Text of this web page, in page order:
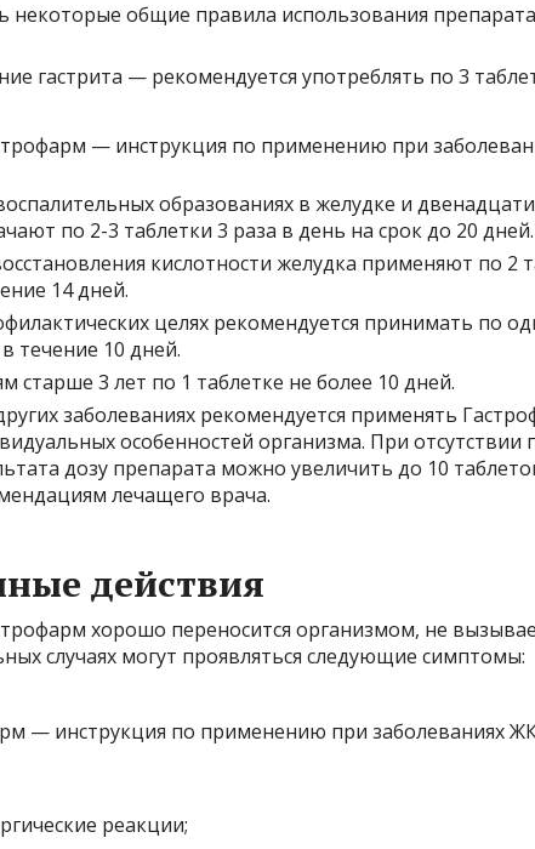
некоторые общие правила использования
гастрита — рекомендуется употреблять по 3
образованиях в желудке и
по 2-3 таблетки 3 раза в день на срок до 20 дней.
кислотности желудка применяют по 2
14 дней.
целях рекомендуется принимать по
течение 10 дней.
старше 3 лет по 1 таблетке не более 10 дней.
заболеваниях рекомендуется применять
особенностей организма. При отсутствии
дозу препарата можно увеличить до 10
лечащего врача.
действия
хорошо переносится организмом, не
случаях могут проявляться следующие симптомы:
реакции;